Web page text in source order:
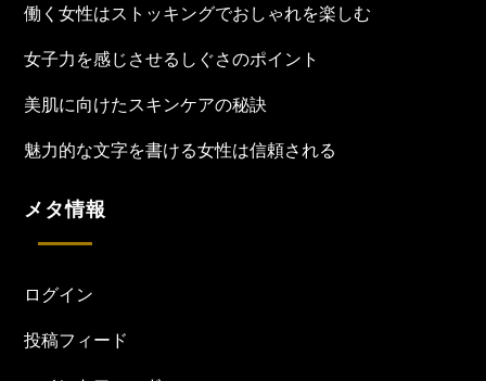
働く女性はストッキングでおしゃれを楽しむ
女子力を感じさせるしぐさのポイント
美肌に向けたスキンケアの秘訣
魅力的な文字を書ける女性は信頼される
メタ情報
ログイン
投稿フィード